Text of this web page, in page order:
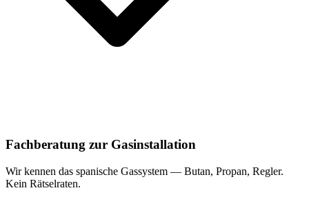
Fachberatung zur Gasinstallation
Wir kennen das spanische Gassystem — Butan, Propan, Regler.
Kein Rätselraten.